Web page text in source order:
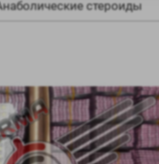
стероиды